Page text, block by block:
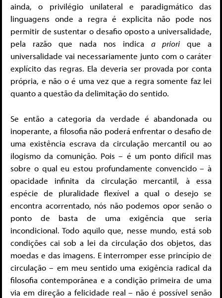
ainda, o privilégio unilateral e paradigmático das
linguagens onde a regra é explicita não pode nos
permitir de sustentar o desafio oposto a universalidade,
pela razão que nada nos indica a priori que a
universalidade vai necessariamente junto com o caráter
explícito das regras. Ela deveria ser provada por conta
própria, e não o é uma vez que a regra somente faz lei
quanto a questão da delimitação do sentido.
Se então a categoria da verdade é abandonada ou
inoperante, a filosofia não poderá enfrentar o desafio de
uma existência escrava da circulação mercantil ou ao
ilogismo da comunição. Pois – é um ponto difícil mas
sobre o qual eu estou profundamente convencido – à
opacidade infinita da circulação mercantil, à essa
espécie de pluralidade flexível a qual o desejo se
encontra acorrentado, nós não podemos opor senão o
ponto de basta de uma exigência que seria
incondicional. Todo aquilo que, nesse mundo, está sob
condições cai sob a lei da circulação dos objetos, das
moedas e das imagens. E interromper esse princípio de
circulação – em meu sentido uma exigência radical da
filosofia contemporânea e a condição primeira de uma
via em direção a felicidade real – não é possível senão